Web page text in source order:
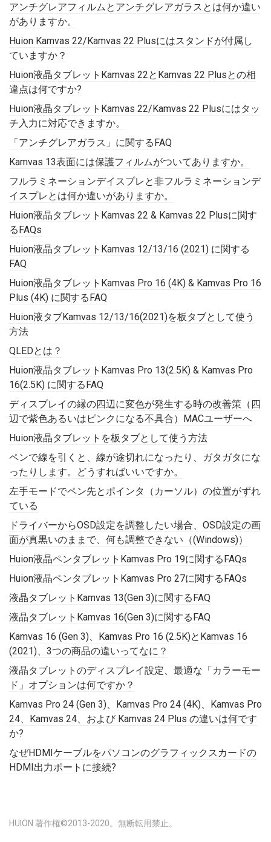
アンチグレアフィルムとアンチグレアガラスとは何か違い
がありますか。
Huion Kamvas 22/Kamvas 22 Plusにはスタンドが付属し
ていますか？
Huion液晶タブレットKamvas 22とKamvas 22 Plusとの相
違点は何ですか?
Huion液晶タブレットKamvas 22/Kamvas 22 Plusにはタッ
チ入力に対応できますか。
「アンチグレアガラス」に関するFAQ
Kamvas 13表面には保護フィルムがついてありますか。
フルラミネーションデイスプレと非フルラミネーションデ
イスプレとは何か違いがありますか。
Huion液晶タブレットKamvas 22 & Kamvas 22 Plusに関す
るFAQs
Huion液晶タブレットKamvas 12/13/16 (2021) に関する
FAQ
Huion液晶タブレットKamvas Pro 16 (4K) & Kamvas Pro 16
Plus (4K) に関するFAQ
Huion液タブKamvas 12/13/16(2021)を板タブとして使う
方法
QLEDとは？
Huion液晶タブレットKamvas Pro 13(2.5K) & Kamvas Pro
16(2.5K) に関するFAQ
ディスプレイの縁の四辺に変色が発生する時の改善策（四
辺で紫色あるいはピンクになる不具合）MACユーザーへ
Huion液晶タブレットを板タブとして使う方法
ペンで線を引くと、線が途切れになったり、ガタガタにな
ったりします。どうすればいいですか。
左手モードでペン先とポインタ（カーソル）の位置がずれ
ている
ドライバーからOSD設定を調整したい場合、OSD設定の画
面が真黒いのままで、何も調整できない（(Windows)）
Huion液晶ペンタブレットKamvas Pro 19に関するFAQs
Huion液晶ペンタブレットKamvas Pro 27に関するFAQs
液晶タブレットKamvas 13(Gen 3)に関するFAQ
液晶タブレットKamvas 16(Gen 3)に関するFAQ
Kamvas 16 (Gen 3)、Kamvas Pro 16 (2.5K)とKamvas 16
(2021)、3つの商品の違いってなに？
液晶タブレットのディスプレイ設定、最適な「カラーモー
ド」オプションは何ですか？
Kamvas Pro 24 (Gen 3)、Kamvas Pro 24 (4K)、Kamvas Pro
24、Kamvas 24、および Kamvas 24 Plus の違いは何です
か?
なぜHDMIケーブルをパソコンのグラフィックスカードの
HDMI出力ポートに接続?
HUION 著作権©2013-2020。無断転用禁止。